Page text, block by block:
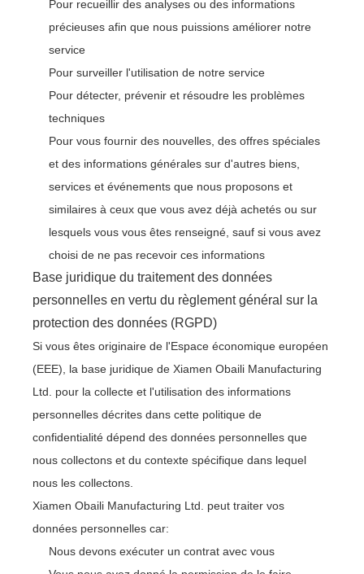
Pour recueillir des analyses ou des informations
précieuses afin que nous puissions améliorer notre
service
Pour surveiller l'utilisation de notre service
Pour détecter, prévenir et résoudre les problèmes
techniques
Pour vous fournir des nouvelles, des offres spéciales
et des informations générales sur d'autres biens,
services et événements que nous proposons et
similaires à ceux que vous avez déjà achetés ou sur
lesquels vous vous êtes renseigné, sauf si vous avez
choisi de ne pas recevoir ces informations
Base juridique du traitement des données
personnelles en vertu du règlement général sur la
protection des données (RGPD)
Si vous êtes originaire de l'Espace économique européen
(EEE), la base juridique de Xiamen Obaili Manufacturing
Ltd. pour la collecte et l'utilisation des informations
personnelles décrites dans cette politique de
confidentialité dépend des données personnelles que
nous collectons et du contexte spécifique dans lequel
nous les collectons.
Xiamen Obaili Manufacturing Ltd. peut traiter vos
données personnelles car:
Nous devons exécuter un contrat avec vous